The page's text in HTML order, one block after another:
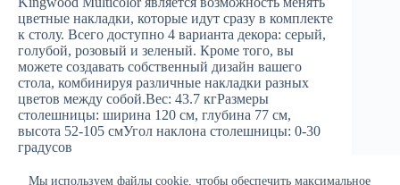
Мы используем файлы cookie, чтобы обеспечить максимальное
цветные накладки, которые идут сразу в комплекте
к столу. Всего доступно 4 варианта декора: серый,
голубой, розовый и зеленый. Кроме того, вы
можете создавать собственный дизайн вашего
стола, комбинируя различные накладки разных
цветов между собой.Вес: 43.7 кгРазмеры
столешницы: ширина 120 см, глубина 77 см,
высота 52-105 смУгол наклона столешницы: 0-30
градусов